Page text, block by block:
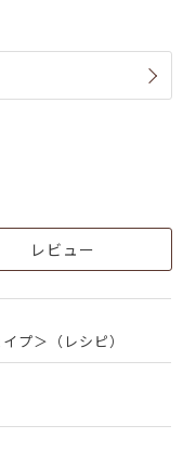
レビュー
プ＞（レシピ）